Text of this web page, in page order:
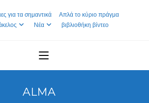
για τα σημαντικά
Απλά το κύριο πράγμα
Νέα βιβλιοθήκη βίντεο
ALMA